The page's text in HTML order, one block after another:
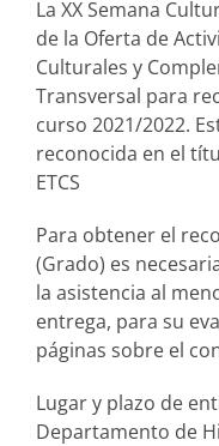
La XX Semana
de la Oferta de
Culturales y
Transversal para
curso 2021/2022.
reconocida en el
ETCS
Para obtener el
(Grado) es
la asistencia al
entrega, para su
páginas sobre el
Lugar y plazo de
Departamento de